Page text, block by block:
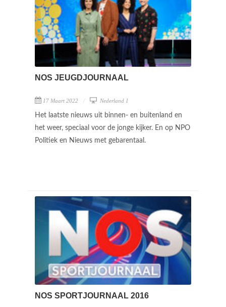
NOS JEUGDJOURNAAL
17 Maart 2022 Nederland 1
Het laatste nieuws uit binnen- en buitenland en
het weer, speciaal voor de jonge kijker. En op NPO
Politiek en Nieuws met gebarentaal.
NOS SPORTJOURNAAL 2016